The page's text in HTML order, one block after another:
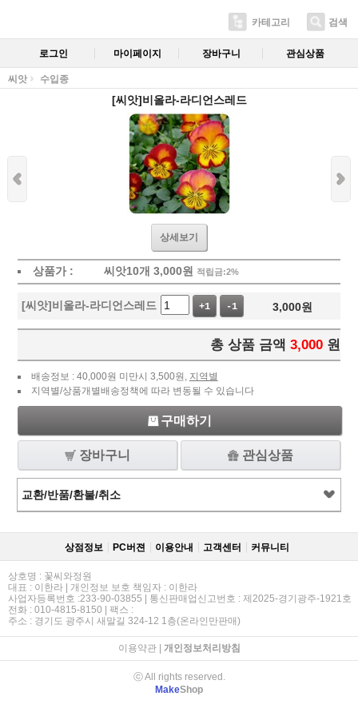
카테고리 검색
로그인 마이페이지 장바구니 관심상품
씨앗 수입종
[씨앗]비올라-라디언스레드
상세보기
상품가 : 씨앗10개 3,000원 적립금:2%
[씨앗]비올라-라디언스레드 +1 -1 3,000원
총 상품 금액 3,000 원
배송정보 : 40,000원 미만시 3,500원, 지역별
지역별/상품개별배송정책에 따라 변동될 수 있습니다
구매하기
장바구니 관심상품
교환/반품/환불/취소
상점정보 PC버젼 이용안내 고객센터 커뮤니티
상호명 : 꽃씨와정원
대표 : 이한라 | 개인정보 보호 책임자 : 이한라
사업자등록번호 :233-90-03855 | 통신판매업신고번호 : 제2025-경기광주-1921호
전화 : 010-4815-8150 | 팩스 :
주소 : 경기도 광주시 새말길 324-12 1층(온라인만판매)
이용약관| 개인정보처리방침
ⓒ All rights reserved.
MakeShop